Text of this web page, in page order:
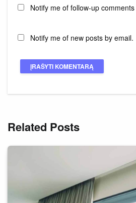
Notify me of follow-up
Notify me of new posts by email.
Related Posts